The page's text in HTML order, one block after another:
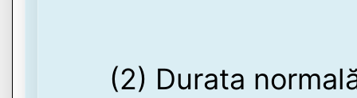
(2) Durata